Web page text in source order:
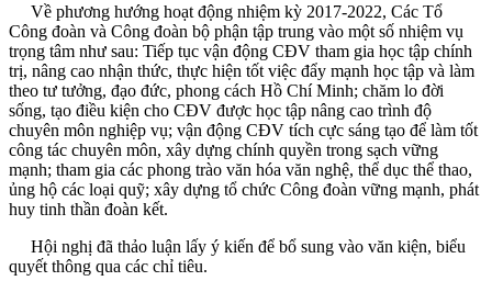
Về phương hướng hoạt động nhiệm kỳ 2017-2022, Các Tổ
Công đoàn và Công đoàn bộ phận tập trung vào một số nhiệm vụ
trọng tâm như sau: Tiếp tục vận động CĐV tham gia học tập chính
trị, nâng cao nhận thức, thực hiện tốt việc đẩy mạnh học tập và làm
theo tư tưởng, đạo đức, phong cách Hồ Chí Minh; chăm lo đời
sống, tạo điều kiện cho CĐV được học tập nâng cao trình độ
chuyên môn nghiệp vụ; vận động CĐV tích cực sáng tạo để làm tốt
công tác chuyên môn, xây dựng chính quyền trong sạch vững
mạnh; tham gia các phong trào văn hóa văn nghệ, thể dục thể thao,
ủng hộ các loại quỹ; xây dựng tổ chức Công đoàn vững mạnh, phát
huy tinh thần đoàn kết.
Hội nghị đã thảo luận lấy ý kiến để bổ sung vào văn kiện, biểu
quyết thông qua các chỉ tiêu.